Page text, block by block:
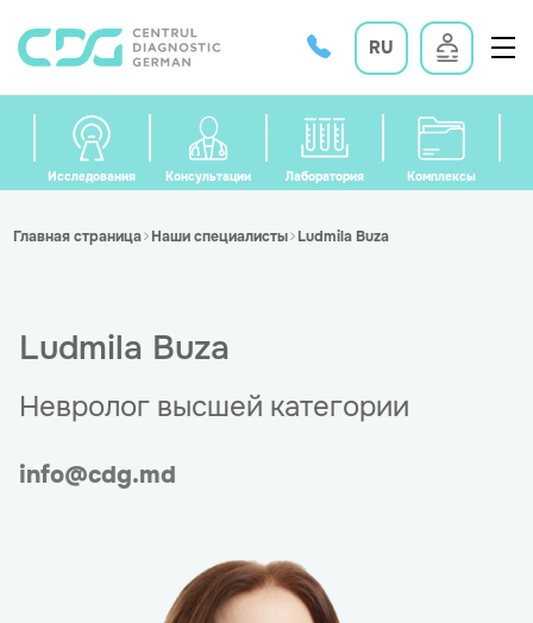
RU
Исследования Консультации Лаборатория Комплексы
Главная страница Наши специалисты Ludmila Buza
Ludmila Buza
Невролог высшей категории
info@cdg.md